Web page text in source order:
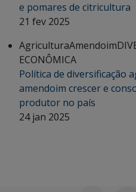
e pomares de citricultura
21 fev 2025
AgriculturaAmendoim
ECONÔMICA
Política de diversificação
amendoim crescer e
produtor no país
24 jan 2025